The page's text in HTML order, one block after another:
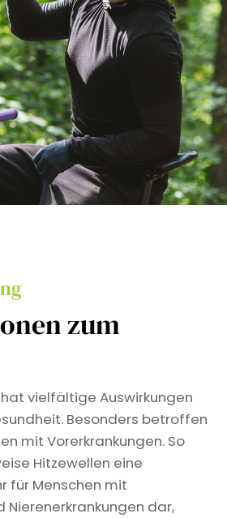
zum
vielfältige Auswirkungen
Besonders betroffen
mit Vorerkrankungen. So
Hitzewellen eine
für Menschen mit
Nierenerkrankungen dar,